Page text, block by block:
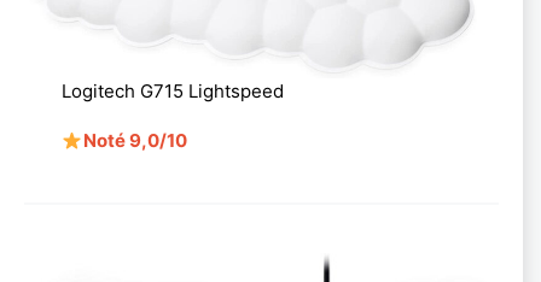
Logitech G715 Lightspeed
Noté 9,0/10